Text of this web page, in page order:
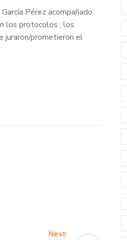
Pérez acompañado
los protocolos , los
juraron/prometieron el
Next